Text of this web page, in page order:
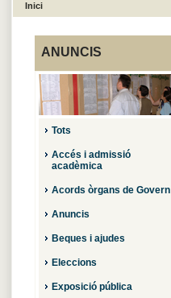
Inici
ANUNCIS
Tots
Accés i admissió
acadèmica
Acords òrgans de Govern
Anuncis
Beques i ajudes
Eleccions
Exposició pública